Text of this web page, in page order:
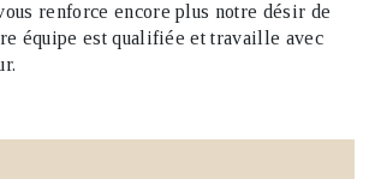
renforce encore plus notre désir de
équipe est qualifiée et travaille avec